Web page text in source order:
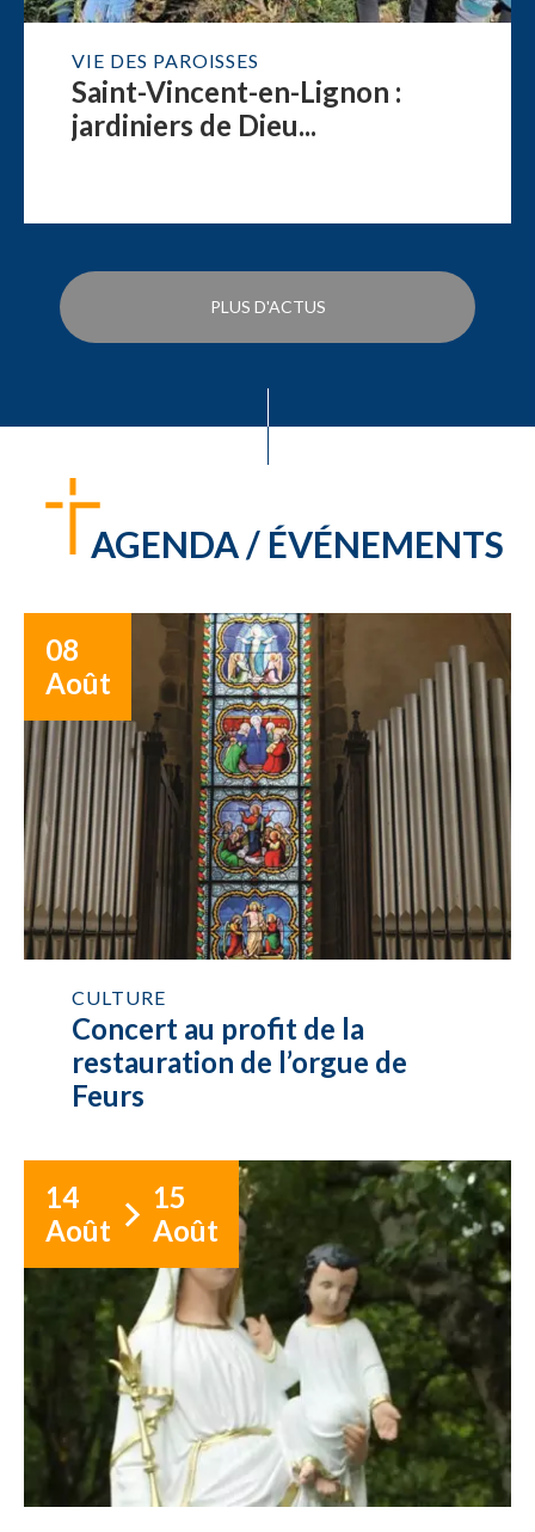
VIE DES PAROISSES
Saint-Vincent-en-Lignon :
jardiniers de Dieu...
PLUS D'ACTUS
AGENDA / ÉVÉNEMENTS
08
Août
CULTURE
Concert au profit de la
restauration de l’orgue de
Feurs
14
Août
15
Août